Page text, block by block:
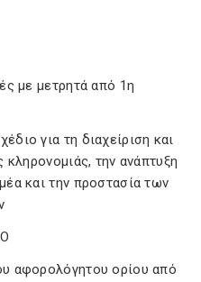
με μετρητά από 1η
για τη διαχείριση και
κληρονομιάς, την ανάπτυξη
και την προστασία των
αφορολόγητου ορίου από